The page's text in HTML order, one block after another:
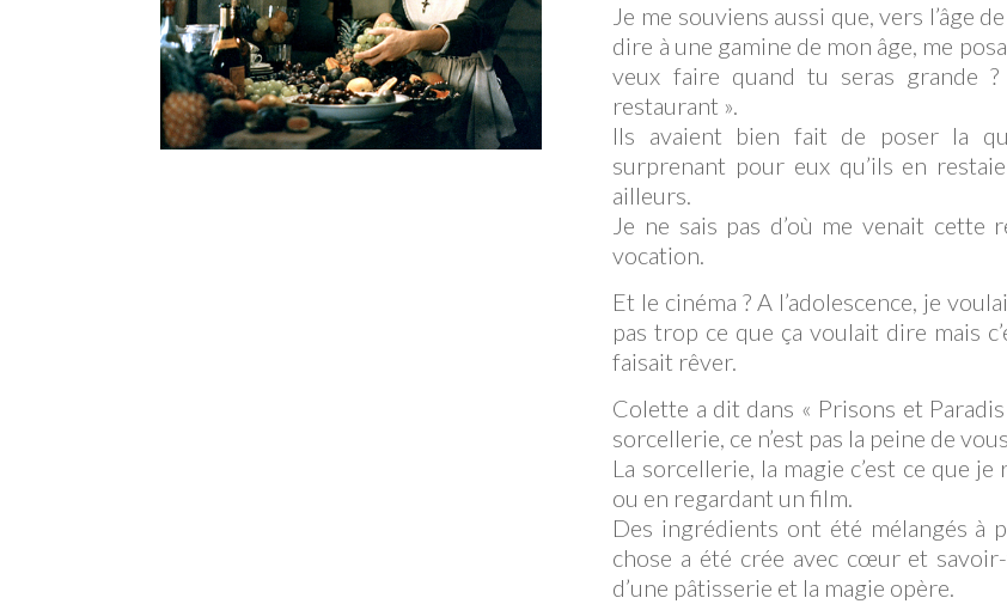
Je me souviens aussi que, vers l’âge
dire à une gamine de mon âge, me
veux faire quand tu seras grande
restaurant ».
Ils avaient bien fait de poser la
surprenant pour eux qu’ils en
ailleurs.
Je ne sais pas d’où me venait cette
vocation.
Et le cinéma ? A l’adolescence, je
pas trop ce que ça voulait dire mais
faisait rêver.
Colette a dit dans « Prisons et Paradis
sorcellerie, ce n’est pas la peine de
La sorcellerie, la magie c’est ce que
ou en regardant un film.
Des ingrédients ont été mélangés à
chose a été crée avec cœur et
d’une pâtisserie et la magie opère.